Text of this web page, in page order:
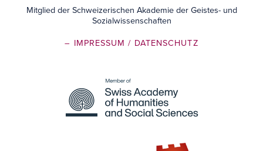
Mitglied der Schweizerischen Akademie der Geistes- und
Sozialwissenschaften
– IMPRESSUM/ DATENSCHUTZ